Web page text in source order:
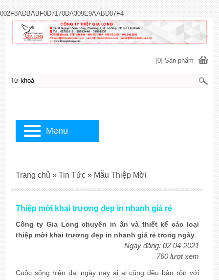
002F8ADBABF0D7170DA309E9AABD87F4
Thiệp mời khai trương đẹp in nhanh giá rẻ
Công ty Gia Long chuyên in ấn và thiết kế các loại
thiệp mời khai trương đẹp in nhanh giá rẻ trong ngày
Ngày đăng: 02-04-2021
760 lượt xem
Cuộc sống hiện đại ngày nay ai ai cũng đều bận rộn với
Trang chủ » Tin Tức » Mẫu Thiệp Mời
[0] Sản phẩm
Menu